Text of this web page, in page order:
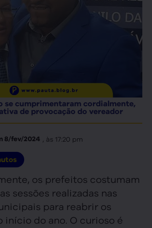
se cumprimentaram cordialmente,
de provocação do vereador
8/fev/2024 , às 17:20 pm
os prefeitos costumam
sessões realizadas nas
para reabrir os
início do ano. O curioso é